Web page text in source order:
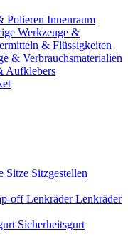
Polieren Innenraum
Werkzeuge &
& Flüssigkeiten
& Verbrauchsmaterialien
Aufklebers
Sitze Sitzgestellen
offLenkräderLenkräder
Sicherheitsgurt